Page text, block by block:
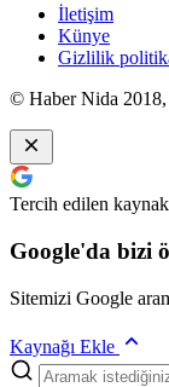
İletişim
Künye
Gizlilik
© Haber Nida 2018,
Tercih edilen kaynak
Google'da bizi
Sitemizi Google
Kaynağı Ekle